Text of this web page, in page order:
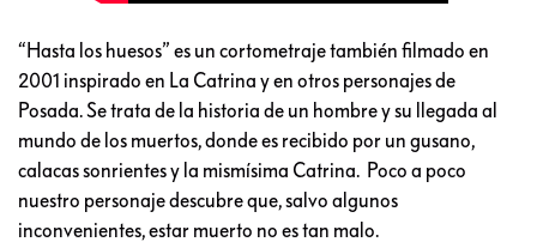
“Hasta los huesos” es un cortometraje también filmado en
2001 inspirado en La Catrina y en otros personajes de
Posada. Se trata de la historia de un hombre y su llegada al
mundo de los muertos, donde es recibido por un gusano,
calacas sonrientes y la mismísima Catrina. Poco a poco
nuestro personaje descubre que, salvo algunos
inconvenientes, estar muerto no es tan malo.